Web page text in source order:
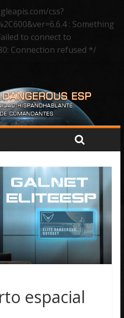
css?
: Something
to connect to
Connection refused */
espacial